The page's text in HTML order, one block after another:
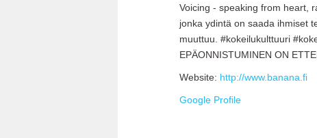
Voicing - speaking from heart,
jonka ydintä on saada ihmiset
muuttuu. #kokeilukulttuuri
EPÄONNISTUMINEN ON
Website: http://www.banana.fi
Google Profile